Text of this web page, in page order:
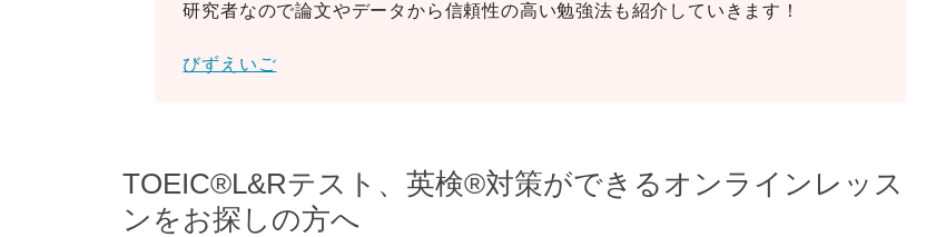
研究者なので論文やデータから信頼性の高い勉強法も紹介していきます！
びずえいご
TOEIC®L&Rテスト、英検®対策ができるオンラインレッス
ンをお探しの方へ